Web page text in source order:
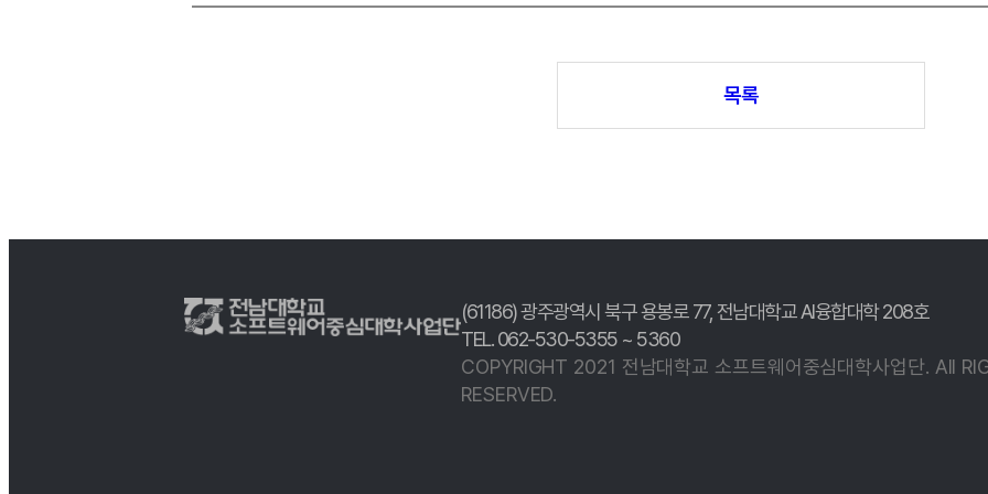
목록
(61186) 광주광역시 북구 용봉로 77, 전남대학교 AI융합대학 208호
TEL. 062-530-5355 ~ 5360
COPYRIGHT 2021 전남대학교 소프트웨어중심대학사업단. All
RESERVED.